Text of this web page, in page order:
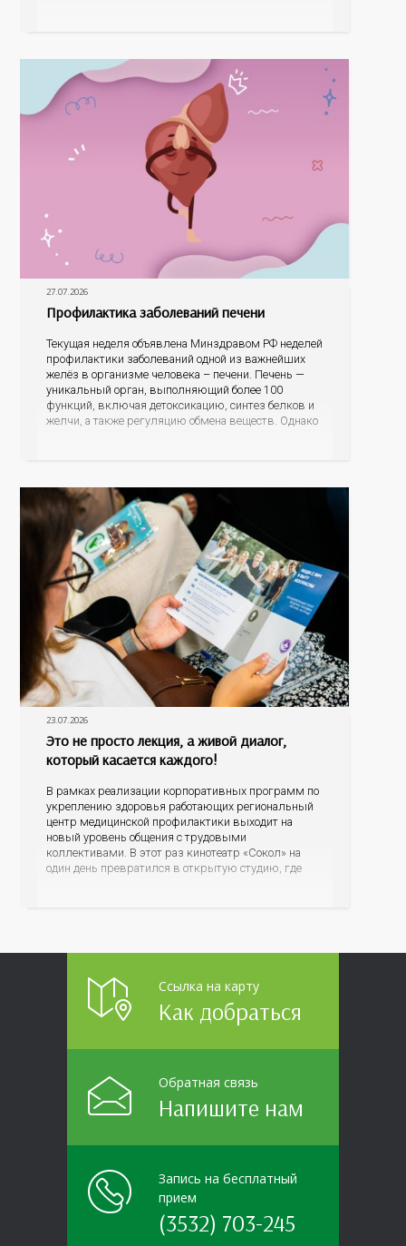
27.07.2026
Профилактика заболеваний печени
Текущая неделя объявлена Минздравом РФ неделей
профилактики заболеваний одной из важнейших
желёз в организме человека – печени. Печень —
уникальный орган, выполняющий более 100
функций, включая детоксикацию, синтез белков и
желчи, а также регуляцию обмена веществ. Однако
23.07.2026
Это не просто лекция, а живой диалог,
который касается каждого!
В рамках реализации корпоративных программ по
укреплению здоровья работающих региональный
центр медицинской профилактики выходит на
новый уровень общения с трудовыми
коллективами. В этот раз кинотеатр «Сокол» на
один день превратился в открытую студию, где
Ссылка на карту
Как добраться
Обратная связь
Напишите нам
Запись на бесплатный
прием
(3532) 703-245